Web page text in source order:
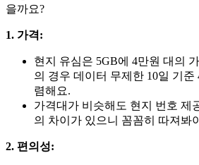
을까요?
1. 가격:
현지 유심은 5GB에 4만원 대의
의 경우 데이터 무제한 10일 기준
렴해요.
가격대가 비슷해도 현지 번호 제
의 차이가 있으니 꼼꼼히 따져봐
2. 편의성: